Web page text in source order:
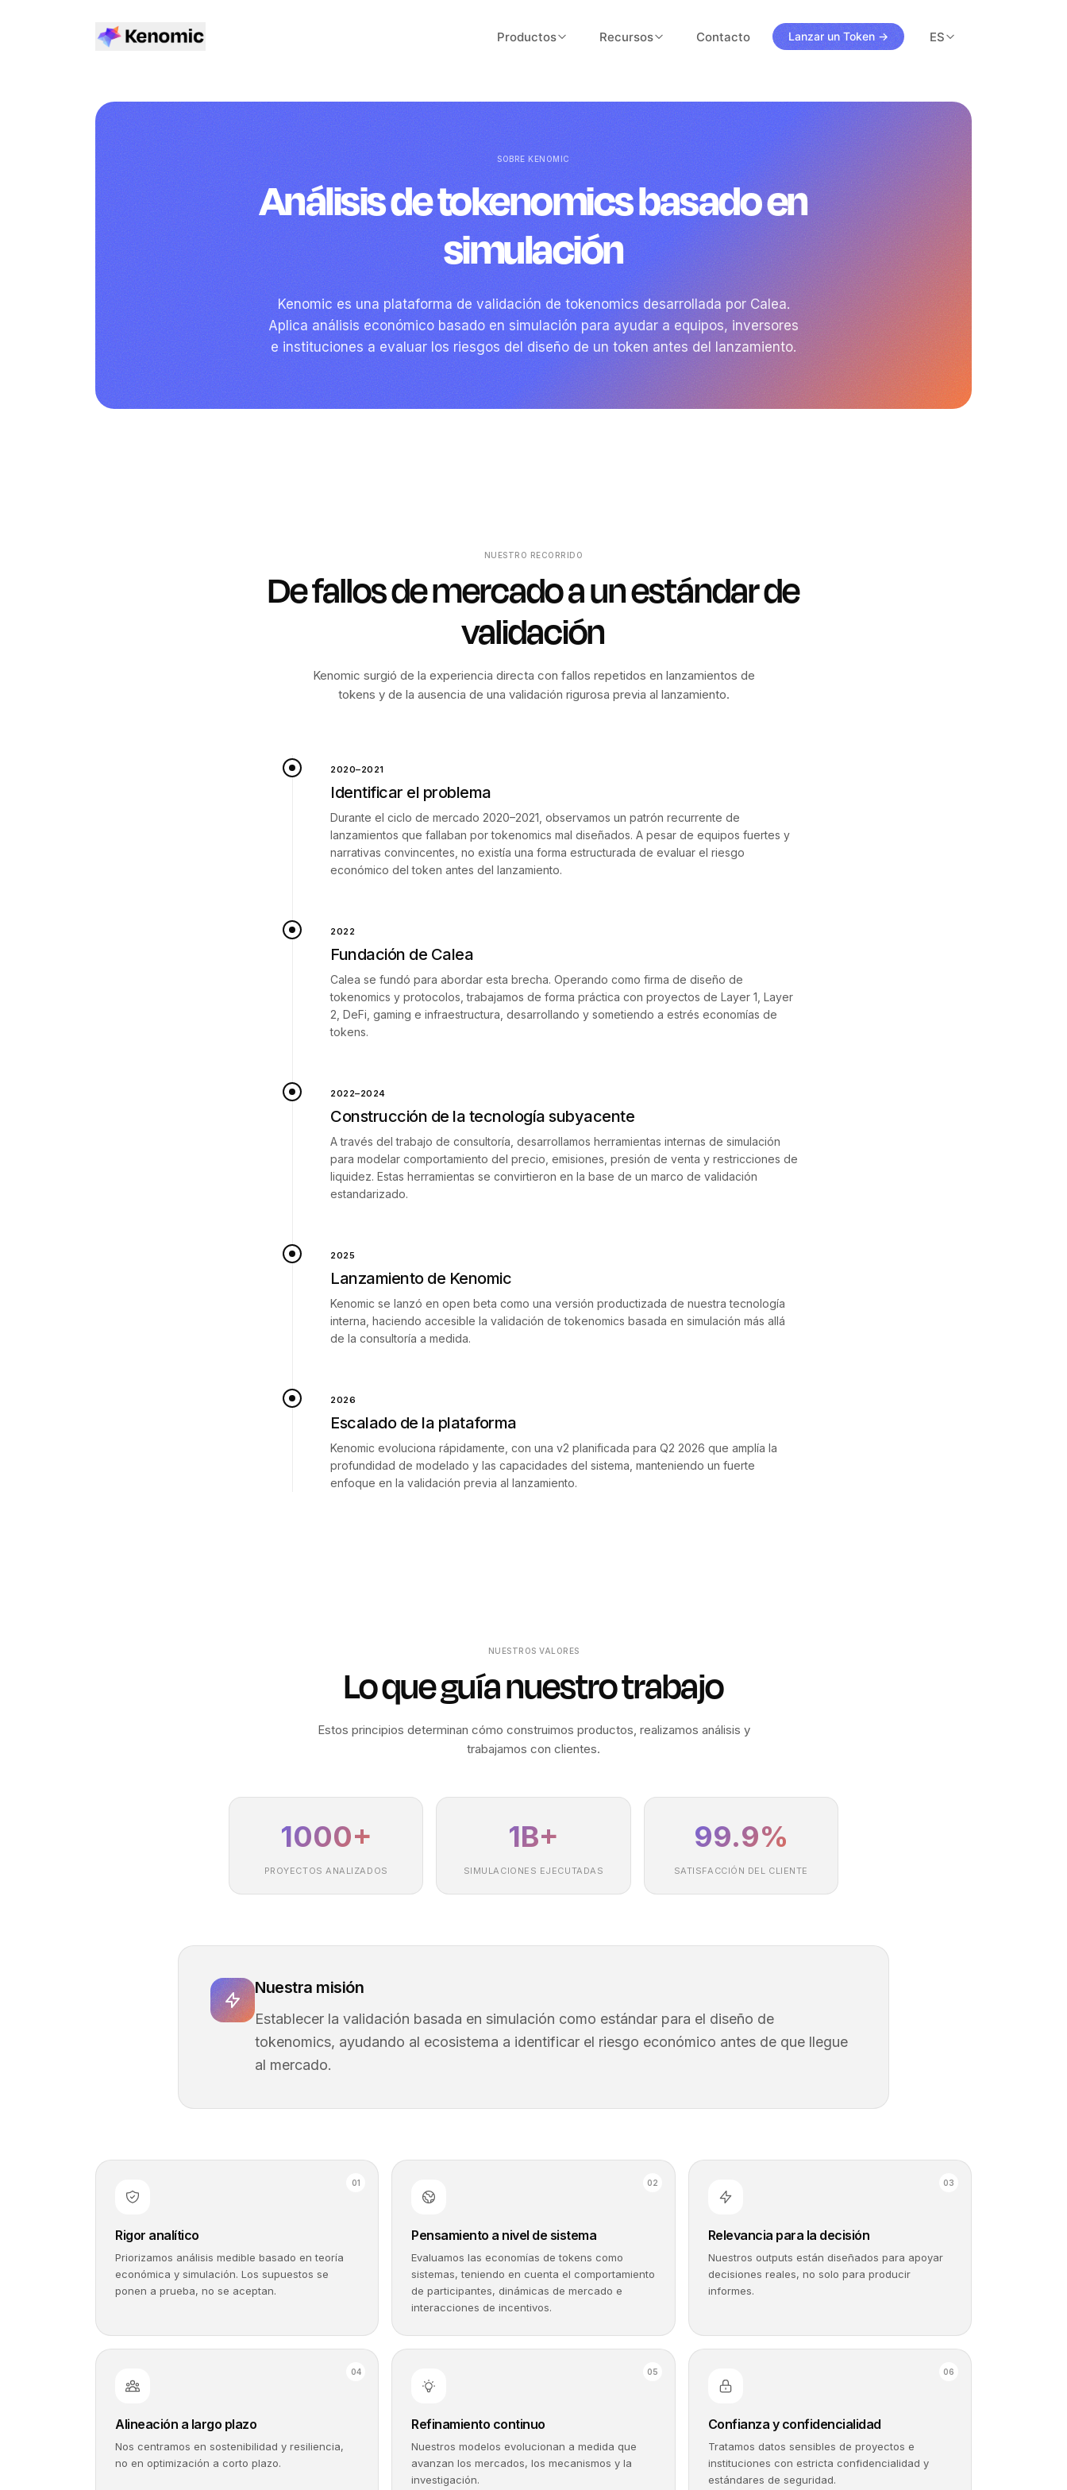
Productos
Designer
Token design workspace and flows
Launcher
Go-live workflows and execution
Recursos
Insights on tokenomics and Web3
Documentation
Guides, API reference, and tutorials
Common questions answered
Pricing
Plans for every team size
Contacto Lanzar un Token → ES
SOBRE KENOMIC
Análisis de tokenomics basado en
simulación
Kenomic es una plataforma de validación de tokenomics desarrollada por Calea.
Aplica análisis económico basado en simulación para ayudar a equipos, inversores
e instituciones a evaluar los riesgos del diseño de un token antes del lanzamiento.
NUESTRO RECORRIDO
De fallos de mercado a un estándar de
validación
Kenomic surgió de la experiencia directa con fallos repetidos en lanzamientos de
tokens y de la ausencia de una validación rigurosa previa al lanzamiento.
2020–2021
Identificar el problema
Durante el ciclo de mercado 2020–2021, observamos un patrón recurrente de
lanzamientos que fallaban por tokenomics mal diseñados. A pesar de equipos fuertes y
narrativas convincentes, no existía una forma estructurada de evaluar el riesgo
económico del token antes del lanzamiento.
2022
Fundación de Calea
Calea se fundó para abordar esta brecha. Operando como firma de diseño de
tokenomics y protocolos, trabajamos de forma práctica con proyectos de Layer 1, Layer
2, DeFi, gaming e infraestructura, desarrollando y sometiendo a estrés economías de
tokens.
2022–2024
Construcción de la tecnología subyacente
A través del trabajo de consultoría, desarrollamos herramientas internas de simulación
para modelar comportamiento del precio, emisiones, presión de venta y restricciones de
liquidez. Estas herramientas se convirtieron en la base de un marco de validación
estandarizado.
2025
Lanzamiento de Kenomic
Kenomic se lanzó en open beta como una versión productizada de nuestra tecnología
interna, haciendo accesible la validación de tokenomics basada en simulación más allá
de la consultoría a medida.
2026
Escalado de la plataforma
Kenomic evoluciona rápidamente, con una v2 planificada para Q2 2026 que amplía la
profundidad de modelado y las capacidades del sistema, manteniendo un fuerte
enfoque en la validación previa al lanzamiento.
NUESTROS VALORES
Lo que guía nuestro trabajo
Estos principios determinan cómo construimos productos, realizamos análisis y
trabajamos con clientes.
1000+
PROYECTOS ANALIZADOS
1B+
SIMULACIONES EJECUTADAS
99.9%
SATISFACCIÓN DEL CLIENTE
Nuestra misión
Establecer la validación basada en simulación como estándar para el diseño de
tokenomics, ayudando al ecosistema a identificar el riesgo económico antes de que llegue
al mercado.
01
Rigor analítico
Priorizamos análisis medible basado en teoría
económica y simulación. Los supuestos se
ponen a prueba, no se aceptan.
02
Pensamiento a nivel de sistema
Evaluamos las economías de tokens como
sistemas, teniendo en cuenta el comportamiento
de participantes, dinámicas de mercado e
interacciones de incentivos.
03
Relevancia para la decisión
Nuestros outputs están diseñados para apoyar
decisiones reales, no solo para producir
informes.
04
Alineación a largo plazo
Nos centramos en sostenibilidad y resiliencia,
no en optimización a corto plazo.
05
Refinamiento continuo
Nuestros modelos evolucionan a medida que
avanzan los mercados, los mecanismos y la
investigación.
06
Confianza y confidencialidad
Tratamos datos sensibles de proyectos e
instituciones con estricta confidencialidad y
estándares de seguridad.